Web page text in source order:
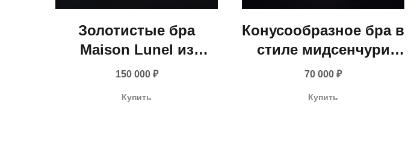
Золотистые бра
Maison Lunel из
латуни (Франция,
150 000 ₽
Купить
Конусообразное бра в
стиле мидсенчури
(Италия, 1960-е гг.)
70 000 ₽
Купить